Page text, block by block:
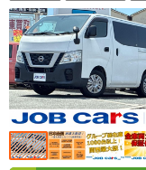
転席エアバッグ キー
ンオーナー 純正リヤ